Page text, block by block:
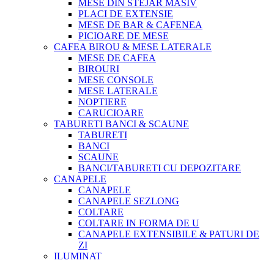
MESE DIN STEJAR MASIV
PLACI DE EXTENSIE
MESE DE BAR & CAFENEA
PICIOARE DE MESE
CAFEA BIROU & MESE LATERALE
MESE DE CAFEA
BIROURI
MESE CONSOLE
MESE LATERALE
NOPTIERE
CARUCIOARE
TABURETI BANCI & SCAUNE
TABURETI
BANCI
SCAUNE
BANCI/TABURETI CU DEPOZITARE
CANAPELE
CANAPELE
CANAPELE SEZLONG
COLTARE
COLTARE IN FORMA DE U
CANAPELE EXTENSIBILE & PATURI DE
ZI
ILUMINAT